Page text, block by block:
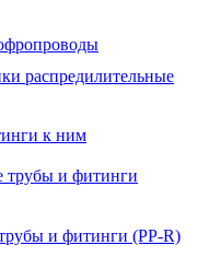
распредилительные
к ним
трубы и фитинги
и фитинги (PP-R)